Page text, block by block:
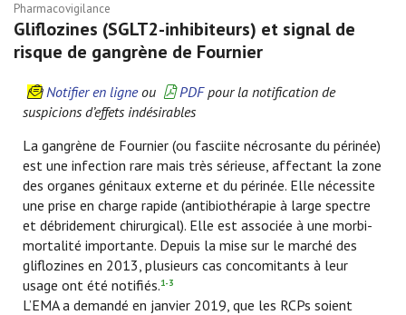
Pharmacovigilance
Gliflozines (SGLT2-inhibiteurs) et signal de
risque de gangrène de Fournier
Notifier en ligneou PDFpour la notification de
suspicions d’effets indésirables
La gangrène de Fournier (ou fasciite nécrosante du périnée)
est une infection rare mais très sérieuse, affectant la zone
des organes génitaux externe et du périnée. Elle nécessite
une prise en charge rapide (antibiothérapie à large spectre
et débridement chirurgical). Elle est associée à une morbi-
mortalité importante. Depuis la mise sur le marché des
gliflozines en 2013, plusieurs cas concomitants à leur
usage ont été notifiés.1-3
L’EMA a demandé en janvier 2019, que les RCPs soient